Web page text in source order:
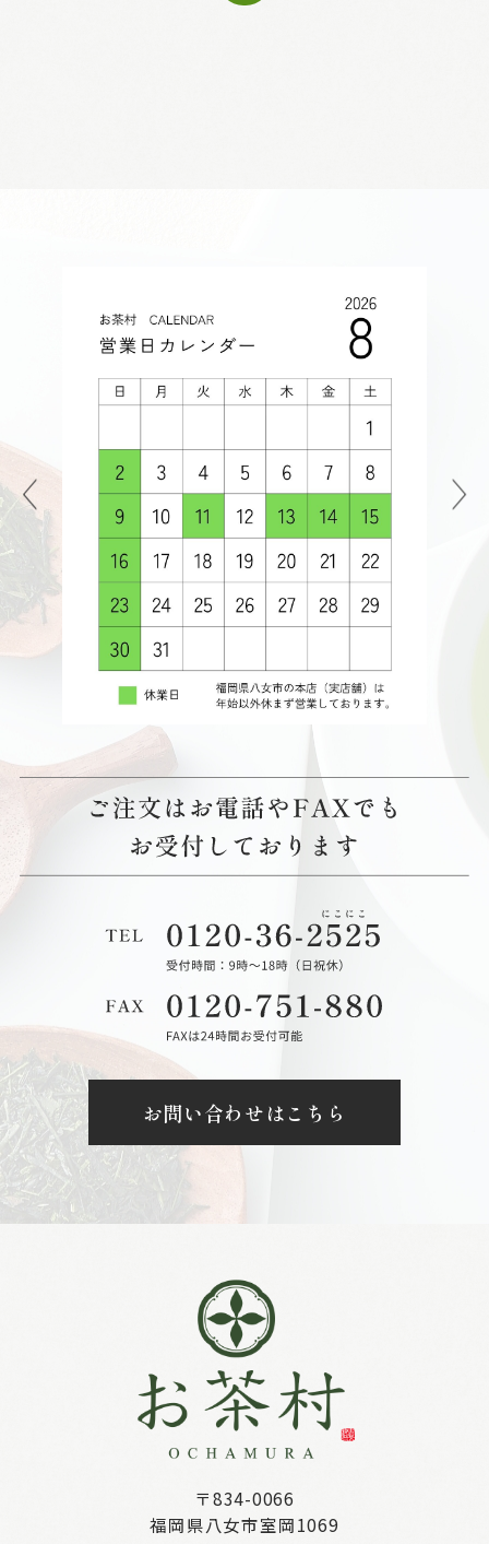
お問い合わせはこちら
〒834-0066
福岡県八女市室岡1069